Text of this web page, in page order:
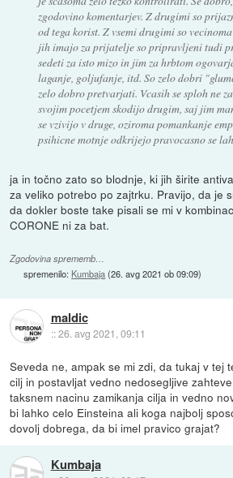
zgodovino komentarjev. Z drugimi so
od tega korist. Z vsemi drugimi so
jih imajo za prijatelje so pripravljeni tudi
sedeti za isto mizo in jim za hrbtom
laganje, goljufanje, itd. So zelo dobri
zelo dobro pretvarjati. Vcasih se sploh ne
svojim pocetjem skodijo drugim, saj jim
se vzivijo v druge, oziroma pomankanje
psihicne motnje odkrijejo pravocasno se
ja in točno zato so blodnje, ki jih širite
za veliko potrebo po zajtrku. Pravijo, da je
da dokler boste take pisali se mi v
CORONE ni za bat.
Zgodovina sprememb…
spremenilo: Kumbaja(26. avg 2021 ob 09:09)
maldic
::26. avg 2021, 09:11
Seveda ne, ampak se mi zdi, da tukaj v tej
cilj in postavljat vedno nedosegljive
taksnem nacinu zamikanja cilja in vedno
bi lahko celo Einsteina ali koga najbolj
dovolj dobrega, da bi imel pravico grajat?
Kumbaja